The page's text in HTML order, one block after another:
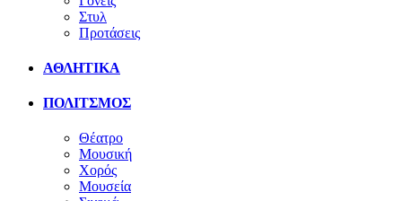
Στυλ
Προτάσεις
ΑΘΛΗΤΙΚΑ
ΠΟΛΙΤΣΜΟΣ
Θέατρο
Μουσική
Χορός
Μουσεία